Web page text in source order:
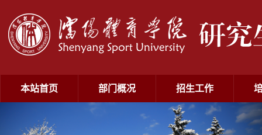
本站首页 部门概况 招生工作